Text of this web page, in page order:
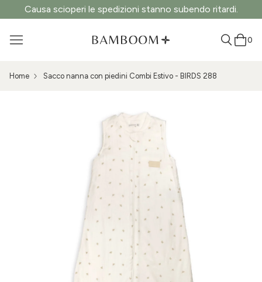
Causa scioperi le spedizioni stanno subendo ritardi.
0
Home Sacco nanna con piedini Combi Estivo - BIRDS 288